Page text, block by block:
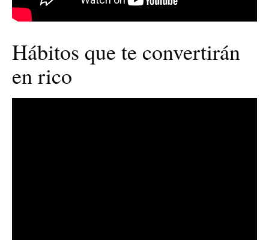
Hábitos que te convertirán
en rico